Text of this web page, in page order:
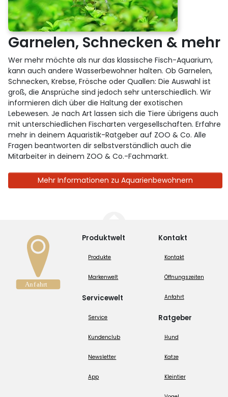
Garnelen, Schnecken & mehr
Wer mehr möchte als nur das klassische Fisch-Aquarium,
kann auch andere Wasserbewohner halten. Ob Garnelen,
Schnecken, Krebse, Frösche oder Quallen: Die Auswahl ist
groß, die Ansprüche sind jedoch sehr unterschiedlich. Wir
informieren dich über die Haltung der exotischen
Lebewesen. Je nach Art lassen sich die Tiere übrigens auch
mit unterschiedlichen Fischarten vergesellschaften. Erfahre
mehr in deinem Aquaristik-Ratgeber auf ZOO & Co. Alle
Fragen beantworten dir selbstverständlich auch die
Mitarbeiter in deinem ZOO & Co.-Fachmarkt.
Mehr Informationen zu Aquarienbewohnern
Produktwelt
Produkte
Markenwelt
Servicewelt
Service
Kundenclub
Newsletter
App
Kontakt
Kontakt
Öffnungszeiten
Anfahrt
Ratgeber
Hund
Katze
Kleintier